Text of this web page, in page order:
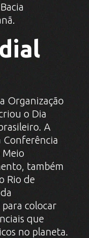
Organização
o Dia
A
Meio
também
Rio de
colocar
que
no planeta.